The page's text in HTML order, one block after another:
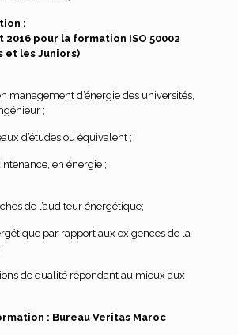
:
2016 pour la formation ISO 50002
et les Juniors)
management d’énergie des universités,
;
d’études ou équivalent ;
en énergie ;
de l’auditeur énergétique;
par rapport aux exigences de la
de qualité répondant au mieux aux
: Bureau Veritas Maroc